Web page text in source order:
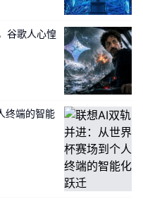
现是提高效率的必要转
人工智能如今带来的复
智能工作负载会产生大
一些不足。它开放了 6
数据通道。虽然 Wi-Fi
的速度，但 6E 使用 6
务，尤其是在拥挤的区
谷歌人心惶
终端的智能